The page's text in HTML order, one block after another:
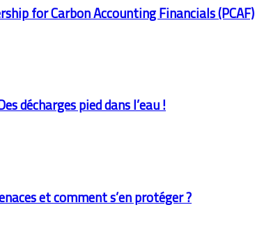
for Carbon Accounting Financials (PCAF)
décharges pied dans l’eau !
et comment s’en protéger ?